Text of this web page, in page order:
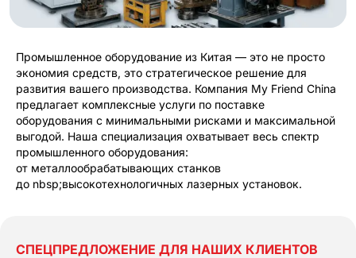
Промышленное оборудование из Китая — это не просто
экономия средств, это стратегическое решение для
развития вашего производства. Компания My Friend China
предлагает комплексные услуги по поставке
оборудования с минимальными рисками и максимальной
выгодой. Наша специализация охватывает весь спектр
промышленного оборудования:
от металлообрабатывающих станков
до nbsp;высокотехнологичных лазерных установок.
СПЕЦПРЕДЛОЖЕНИЕ ДЛЯ НАШИХ КЛИЕНТОВ